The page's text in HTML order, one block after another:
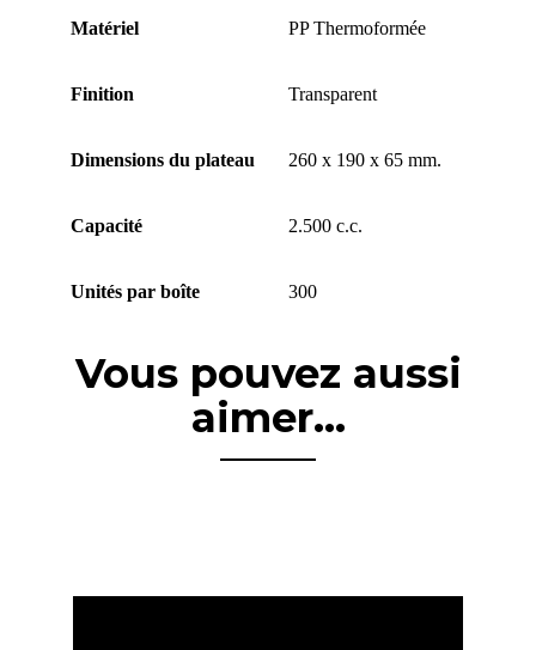
Matériel PP Thermoformée
Finition Transparent
Dimensions du plateau 260 x 190 x 65 mm.
Capacité 2.500 c.c.
Unités par boîte 300
Vous pouvez aussi
aimer...